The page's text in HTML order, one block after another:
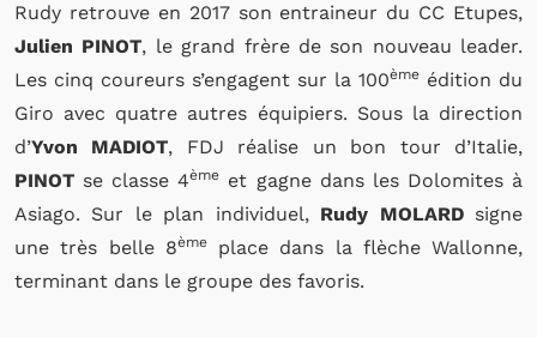
Rudy retrouve en 2017 son entraineur du CC Etupes,
Julien PINOT, le grand frère de son nouveau leader.
Les cinq coureurs s’engagent sur la 100ème édition du
Giro avec quatre autres équipiers. Sous la direction
d’Yvon MADIOT, FDJ réalise un bon tour d’Italie,
PINOT se classe 4ème et gagne dans les Dolomites à
Asiago. Sur le plan individuel, Rudy MOLARDsigne
une très belle 8èmeplace dans la flèche Wallonne,
terminant dans le groupe des favoris.